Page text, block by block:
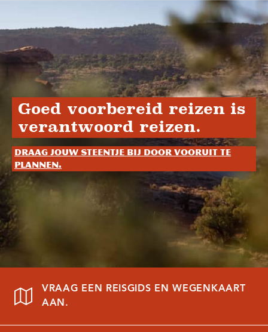
Goed voorbereid reizen is
verantwoord reizen.
Draag jouw steentje bij door vooruit te
plannen.
VRAAG EEN REISGIDS EN WEGENKAART
AAN.